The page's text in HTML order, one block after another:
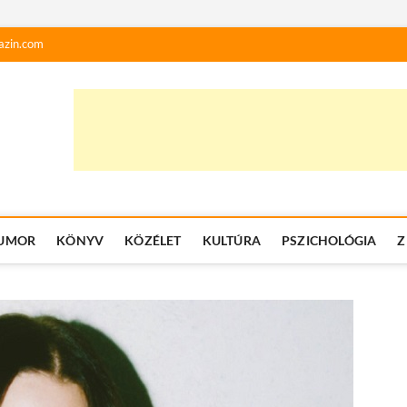
KÖNYV KÖZÉLET KULTÚRA PSZICHOLÓGIA